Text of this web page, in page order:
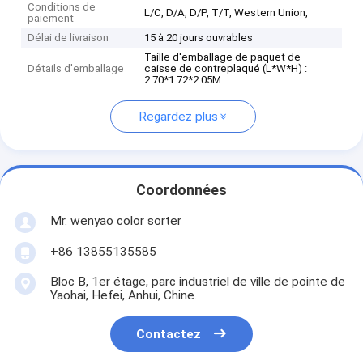
Conditions de
paiement
L/C, D/A, D/P, T/T, Western Union,
Délai de livraison 15 à 20 jours ouvrables
Détails d'emballage
Taille d'emballage de paquet de
caisse de contreplaqué (L*W*H) :
2.70*1.72*2.05M
Regardez plus
Coordonnées
Mr. wenyao color sorter
+86 13855135585
Bloc B, 1er étage, parc industriel de ville de pointe de
Yaohai, Hefei, Anhui, Chine.
Contactez